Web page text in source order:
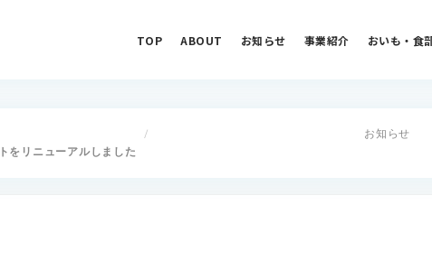
TOP ABOUT お知らせ 事業紹介 おいも・食
/ お知らせ
をリニューアルしました